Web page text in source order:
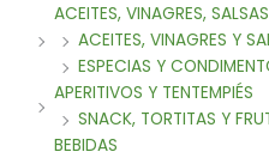
ACEITES, VINAGRES,
ACEITES, VINAGRES Y
ESPECIAS Y
APERITIVOS Y TENTEMPIÉS
SNACK, TORTITAS Y
BEBIDAS